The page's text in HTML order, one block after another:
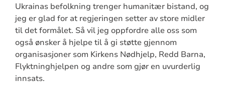
Ukrainas befolkning trenger humanitær bistand, og
jeg er glad for at regjeringen setter av store midler
til det formålet. Så vil jeg oppfordre alle oss som
også ønsker å hjelpe til å gi støtte gjennom
organisasjoner som Kirkens Nødhjelp, Redd Barna,
Flyktninghjelpen og andre som gjør en uvurderlig
innsats.